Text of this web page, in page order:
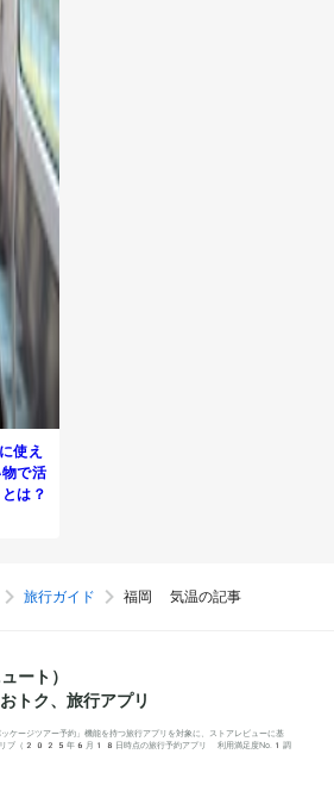
使え
で活
は？
旅行ガイド 福岡 気温の記事
ート）
トク、旅行アプリ
ケージツアー予約」機能を持つ旅行アプリを対象に、ストアレビューに基
リブ（2025年6月18日時点の旅行予約アプリ 利用満足度No.1調